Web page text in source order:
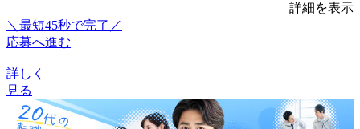
詳細を表示
＼最短45秒で完了／
応募へ進む
詳しく
見る